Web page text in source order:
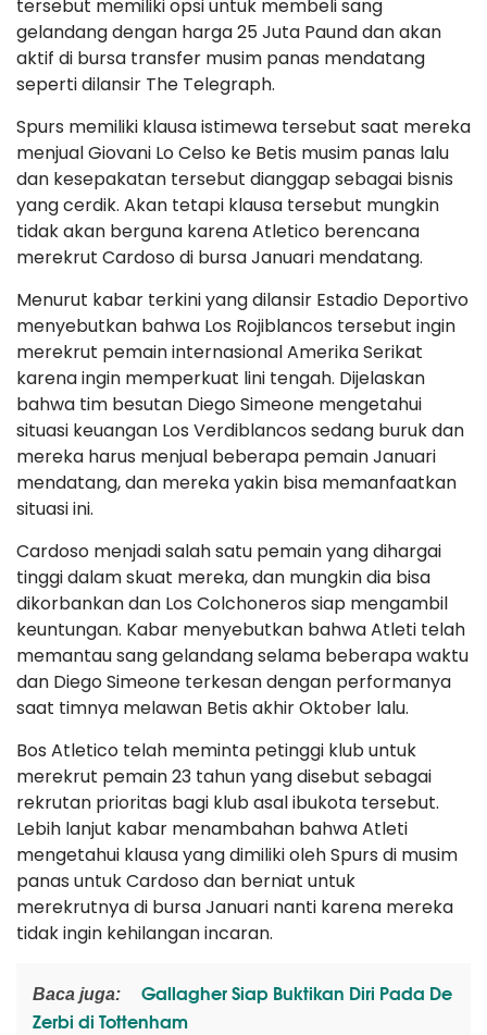
tersebut memiliki opsi untuk membeli sang
gelandang dengan harga 25 Juta Paund dan akan
aktif di bursa transfer musim panas mendatang
seperti dilansir The Telegraph.
Spurs memiliki klausa istimewa tersebut saat mereka
menjual Giovani Lo Celso ke Betis musim panas lalu
dan kesepakatan tersebut dianggap sebagai bisnis
yang cerdik. Akan tetapi klausa tersebut mungkin
tidak akan berguna karena Atletico berencana
merekrut Cardoso di bursa Januari mendatang.
Menurut kabar terkini yang dilansir Estadio Deportivo
menyebutkan bahwa Los Rojiblancos tersebut ingin
merekrut pemain internasional Amerika Serikat
karena ingin memperkuat lini tengah. Dijelaskan
bahwa tim besutan Diego Simeone mengetahui
situasi keuangan Los Verdiblancos sedang buruk dan
mereka harus menjual beberapa pemain Januari
mendatang, dan mereka yakin bisa memanfaatkan
situasi ini.
Cardoso menjadi salah satu pemain yang dihargai
tinggi dalam skuat mereka, dan mungkin dia bisa
dikorbankan dan Los Colchoneros siap mengambil
keuntungan. Kabar menyebutkan bahwa Atleti telah
memantau sang gelandang selama beberapa waktu
dan Diego Simeone terkesan dengan performanya
saat timnya melawan Betis akhir Oktober lalu.
Bos Atletico telah meminta petinggi klub untuk
merekrut pemain 23 tahun yang disebut sebagai
rekrutan prioritas bagi klub asal ibukota tersebut.
Lebih lanjut kabar menambahan bahwa Atleti
mengetahui klausa yang dimiliki oleh Spurs di musim
panas untuk Cardoso dan berniat untuk
merekrutnya di bursa Januari nanti karena mereka
tidak ingin kehilangan incaran.
Baca juga:
Gallagher Siap Buktikan Diri Pada De
Zerbi di Tottenham